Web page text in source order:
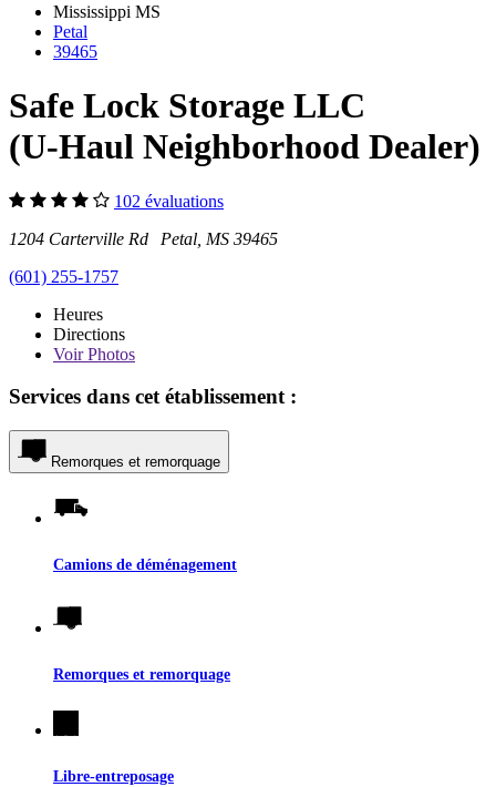
Mississippi MS
Petal
39465
Safe Lock Storage LLC
(U-Haul Neighborhood Dealer)
102 évaluations
1204 Carterville Rd Petal, MS 39465
(601) 255-1757
Heures
Directions
VoirPhotos
Services dans cet établissement :
Remorques et remorquage
Camions de déménagement
Remorques et remorquage
Libre-entreposage